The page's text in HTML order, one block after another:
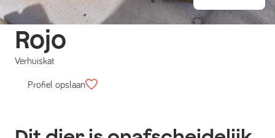
Rojo
Verhuiskat
Profiel opslaan